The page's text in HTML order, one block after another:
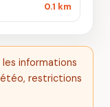
0.1 km
informations
restrictions